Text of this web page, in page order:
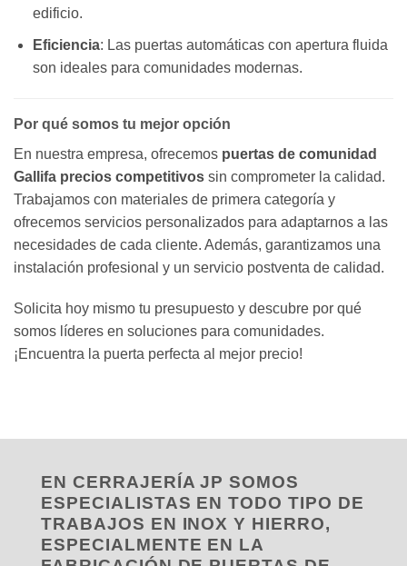
edificio.
Eficiencia: Las puertas automáticas con apertura fluida
son ideales para comunidades modernas.
Por qué somos tu mejor opción
En nuestra empresa, ofrecemos puertas de comunidad
Gallifa precios competitivos sin comprometer la calidad.
Trabajamos con materiales de primera categoría y
ofrecemos servicios personalizados para adaptarnos a las
necesidades de cada cliente. Además, garantizamos una
instalación profesional y un servicio postventa de calidad.
Solicita hoy mismo tu presupuesto y descubre por qué
somos líderes en soluciones para comunidades.
¡Encuentra la puerta perfecta al mejor precio!
EN CERRAJERÍA JP SOMOS
ESPECIALISTAS EN TODO TIPO DE
TRABAJOS EN INOX Y HIERRO,
ESPECIALMENTE EN LA